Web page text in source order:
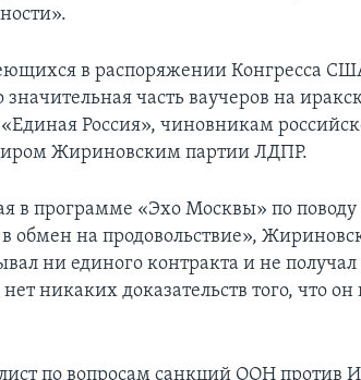
в распоряжении Конгресса США
значительная часть ваучеров на
Россия», чиновникам
Жириновским партии ЛДПР.
в программе «Эхо Москвы» по
обмен на продовольствие»,
ни единого контракта и не
никаких доказательств того, что
по вопросам санкций ООН против